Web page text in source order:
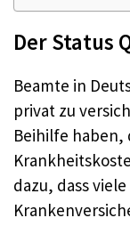
Der Status
Beamte in
privat zu
Beihilfe haben,
dazu, dass